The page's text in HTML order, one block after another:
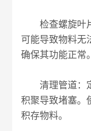
检查螺旋叶片
可能导致物料无
确保其功能正常。
清理管道：定
积聚导致堵塞。
积存物料。